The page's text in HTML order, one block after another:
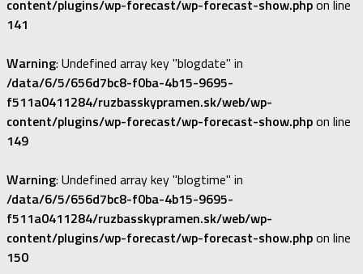
content/plugins/wp-forecast/wp-forecast-show.phpon line
141
Warning: Undefined array key "blogdate" in
/data/6/5/656d7bc8-f0ba-4b15-9695-
f511a0411284/ruzbasskypramen.sk/web/wp-
content/plugins/wp-forecast/wp-forecast-show.phpon line
149
Warning: Undefined array key "blogtime" in
/data/6/5/656d7bc8-f0ba-4b15-9695-
f511a0411284/ruzbasskypramen.sk/web/wp-
content/plugins/wp-forecast/wp-forecast-show.phpon line
150